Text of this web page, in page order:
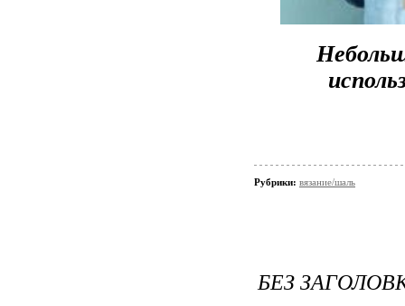
Рубрики: вязание/шаль
БЕЗ